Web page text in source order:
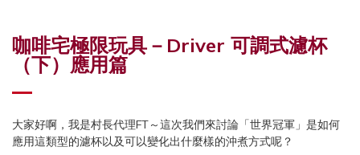
咖啡宅極限玩具－Driver 可調式濾杯
（下）應⽤篇
⼤家好啊，我是村長代理FT～這次我們來討論「世界冠軍」是如何
應⽤這類型的濾杯以及可以變化出什麼樣的沖煮方式呢？